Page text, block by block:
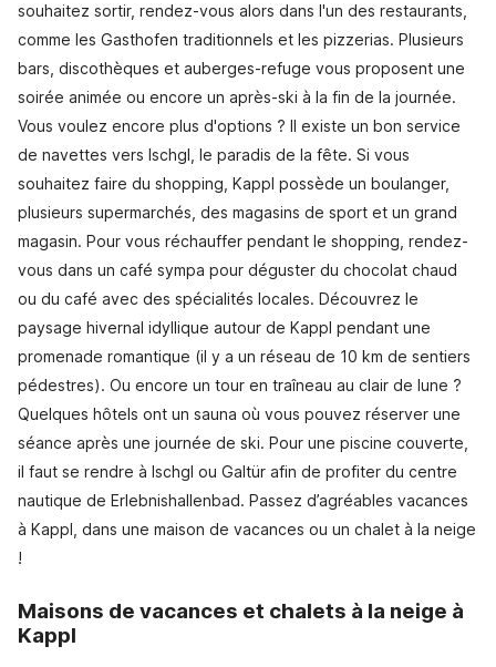
souhaitez sortir, rendez-vous alors dans l'un des restaurants,
comme les Gasthofen traditionnels et les pizzerias. Plusieurs
bars, discothèques et auberges-refuge vous proposent une
soirée animée ou encore un après-ski à la fin de la journée.
Vous voulez encore plus d'options ? Il existe un bon service
de navettes vers Ischgl, le paradis de la fête. Si vous
souhaitez faire du shopping, Kappl possède un boulanger,
plusieurs supermarchés, des magasins de sport et un grand
magasin. Pour vous réchauffer pendant le shopping, rendez-
vous dans un café sympa pour déguster du chocolat chaud
ou du café avec des spécialités locales. Découvrez le
paysage hivernal idyllique autour de Kappl pendant une
promenade romantique (il y a un réseau de 10 km de sentiers
pédestres). Ou encore un tour en traîneau au clair de lune ?
Quelques hôtels ont un sauna où vous pouvez réserver une
séance après une journée de ski. Pour une piscine couverte,
il faut se rendre à Ischgl ou Galtür afin de profiter du centre
nautique de Erlebnishallenbad. Passez d’agréables vacances
à Kappl, dans une maison de vacances ou un chalet à la neige
!
Maisons de vacances et chalets à la neige à
Kappl